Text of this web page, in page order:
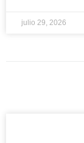
julio 29, 2026